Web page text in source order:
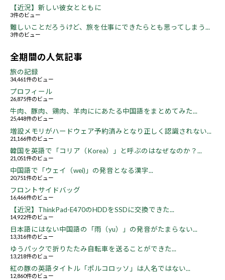
【近況】新しい彼女とともに
3件のビュー
難しいことだろうけど、旅を仕事にできたらとも思ってしまう...
3件のビュー
全期間の人気記事
旅の記録
34,461件のビュー
プロフィール
26,875件のビュー
牛肉、豚肉、鶏肉、羊肉ににあたる中国語をまとめてみた...
25,448件のビュー
増設メモリがハードウェア予約済みとなり正しく認識されない...
21,166件のビュー
韓国を英語で「コリア（Korea）」と呼ぶのはなぜなのか？...
21,051件のビュー
中国語で「ウェイ（wei)」の発音となる漢字...
20,751件のビュー
フロントサイドバッグ
16,466件のビュー
【近況】ThinkPad-E470のHDDをSSDに交換できた...
14,922件のビュー
日本語にはない中国語の「雨（yu）」の発音がたまらない...
13,316件のビュー
ゆうパックで折りたたみ自転車を送ることができた...
13,218件のビュー
紅の豚の英語タイトル「ポルコロッソ」は人名ではない...
12,860件のビュー